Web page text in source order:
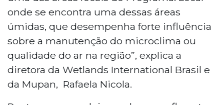
onde se encontra uma dessas áreas
úmidas, que desempenha forte influência
sobre a manutenção do microclima ou
qualidade do ar na região”, explica a
diretora da Wetlands International Brasil e
da Mupan, Rafaela Nicola.